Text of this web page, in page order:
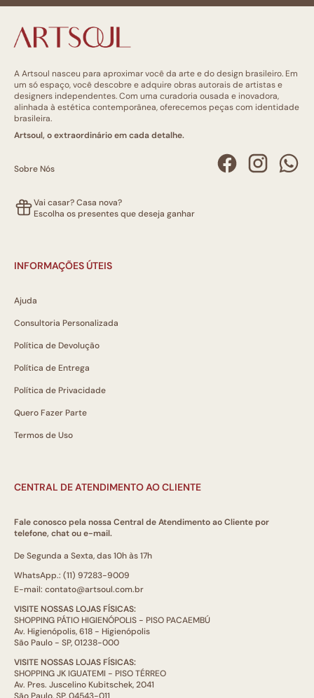
A Artsoul nasceu para aproximar você da arte e do design brasileiro. Em
um só espaço, você descobre e adquire obras autorais de artistas e
designers independentes. Com uma curadoria ousada e inovadora,
alinhada à estética contemporânea, oferecemos peças com identidade
brasileira.
Artsoul, o extraordinário em cada detalhe.
Sobre Nós
Vai casar? Casa nova?
Escolha os presentes que deseja ganhar
INFORMAÇÕES ÚTEIS
Ajuda
Consultoria Personalizada
Política de Devolução
Política de Entrega
Política de Privacidade
Quero Fazer Parte
Termos de Uso
CENTRAL DE ATENDIMENTO AO CLIENTE
Fale conosco pela nossa Central de Atendimento ao Cliente por
telefone, chat ou e-mail.
De Segunda a Sexta, das 10h às 17h
WhatsApp.: (11) 97283-9009
E-mail: contato@artsoul.com.br
VISITE NOSSAS LOJAS FÍSICAS:
SHOPPING PÁTIO HIGIENÓPOLIS - PISO PACAEMBÚ
Av. Higienópolis, 618 - Higienópolis
São Paulo - SP, 01238-000
VISITE NOSSAS LOJAS FÍSICAS:
SHOPPING JK IGUATEMI - PISO TÉRREO
Av. Pres. Juscelino Kubitschek, 2041